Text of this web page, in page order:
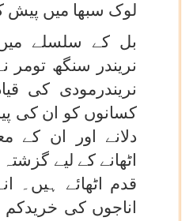
لوک سبھا میں پیش
بل کے سلسلے
نریندر سنگھ تومر
نریندرمودی کی
کسانوں کو ان کی
دلانے اور ان کے
قدم اٹھائے ہیں۔
اناجوں کی